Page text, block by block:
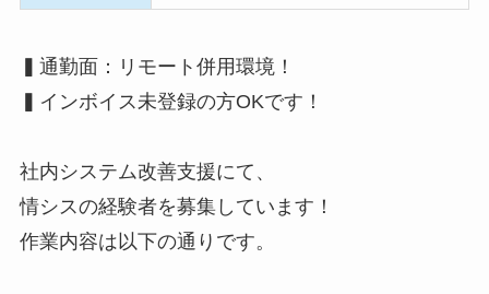
▍通勤面：リモート併用環境！
▍インボイス未登録の方OKです！
社内システム改善支援にて、
情シスの経験者を募集しています！
作業内容は以下の通りです。